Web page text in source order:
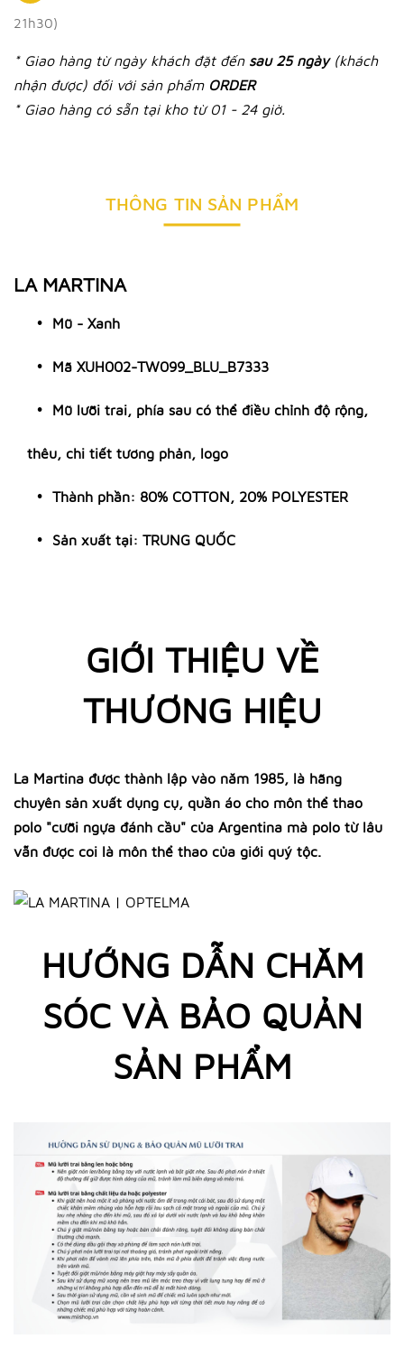
21h30)
* Giao hàng từ ngày khách đặt đến sau 25 ngày (khách
nhận được) đối với sản phẩm ORDER
* Giao hàng có sẵn tại kho từ 01 - 24 giờ.
THÔNG TIN SẢN PHẨM
LA MARTINA
Mũ - Xanh
Mã XUH002-TW099_BLU_B7333
Mũ lưỡi trai, phía sau có thể điều chỉnh độ rộng,
thêu, chi tiết tương phản, logo
Thành phần: 80% COTTON, 20% POLYESTER
Sản xuất tại: TRUNG QUỐC
GIỚI THIỆU VỀ
THƯƠNG HIỆU
La Martina được thành lập vào năm 1985, là hãng
chuyên sản xuất dụng cụ, quần áo cho môn thể thao
polo "cưỡi ngựa đánh cầu" của Argentina mà polo từ lâu
vẫn được coi là môn thể thao của giới quý tộc.
HƯỚNG DẪN CHĂM
SÓC VÀ BẢO QUẢN
SẢN PHẨM